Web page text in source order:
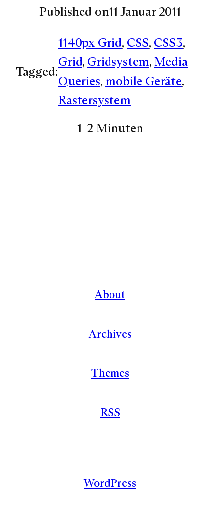
Published on11 Januar 2011
Tagged:
1140px Grid, CSS, CSS3
Grid, Gridsystem, Media
Queries, mobile Geräte
Rastersystem
1–2 Minuten
About
Archives
Themes
RSS
WordPress